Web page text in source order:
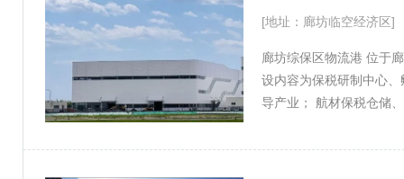
[地址：廊坊临空经济区]
廊坊综保区物流港 位于
设内容为保税研制中心
导产业； 航材保税仓储
等。